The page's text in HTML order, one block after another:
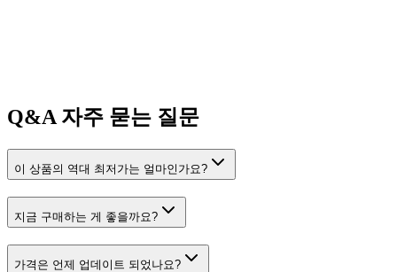
Q&A자주 묻는 질문
이 상품의 역대 최저가는 얼마인가요?
지금 구매하는 게 좋을까요?
가격은 언제 업데이트 되었나요?